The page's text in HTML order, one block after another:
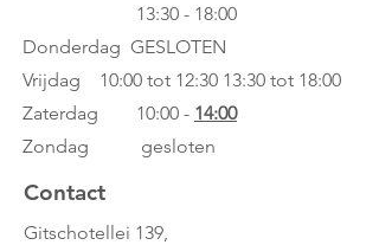
13:30 - 18:00
Donderdag GESLOTEN
Vrijdag 10:00 tot 12:30 13:30 tot 18:00
Zaterdag 10:00 - 14:00
Zondag gesloten
Contact
Gitschotellei 139,